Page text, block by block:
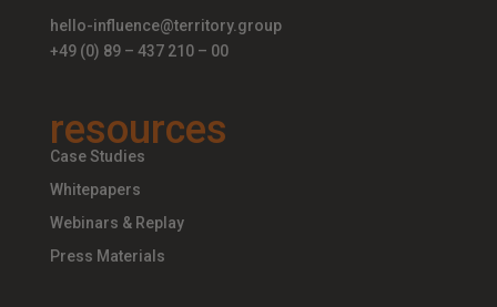
hello-influence@territory.group
+49 (0) 89 – 437 210 – 00
resources
Case Studies
Whitepapers
Webinars & Replay
Press Materials